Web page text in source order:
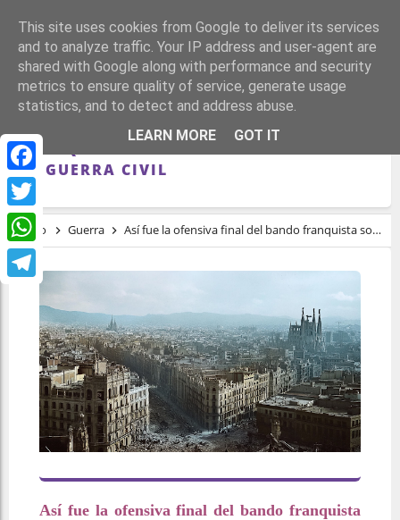
Facebook
Twitter
WhatsApp
Telegram
ASÍ FUE LA OFENSIVA FINAL DEL BANDO
FRANQUISTA SOBRE CATALUÑA DURANTE
LA GUERRA CIVIL
Inicio Guerra Así fue la ofensiva final del bando franquista sobre Cataluña durante la Guerra Civil
Así fue la ofensiva final del bando franquista
This site uses cookies from Google to deliver its services
and to analyze traffic. Your IP address and user-agent are
shared with Google along with performance and security
metrics to ensure quality of service, generate usage
statistics, and to detect and address abuse.
LEARN MORE
GOT IT